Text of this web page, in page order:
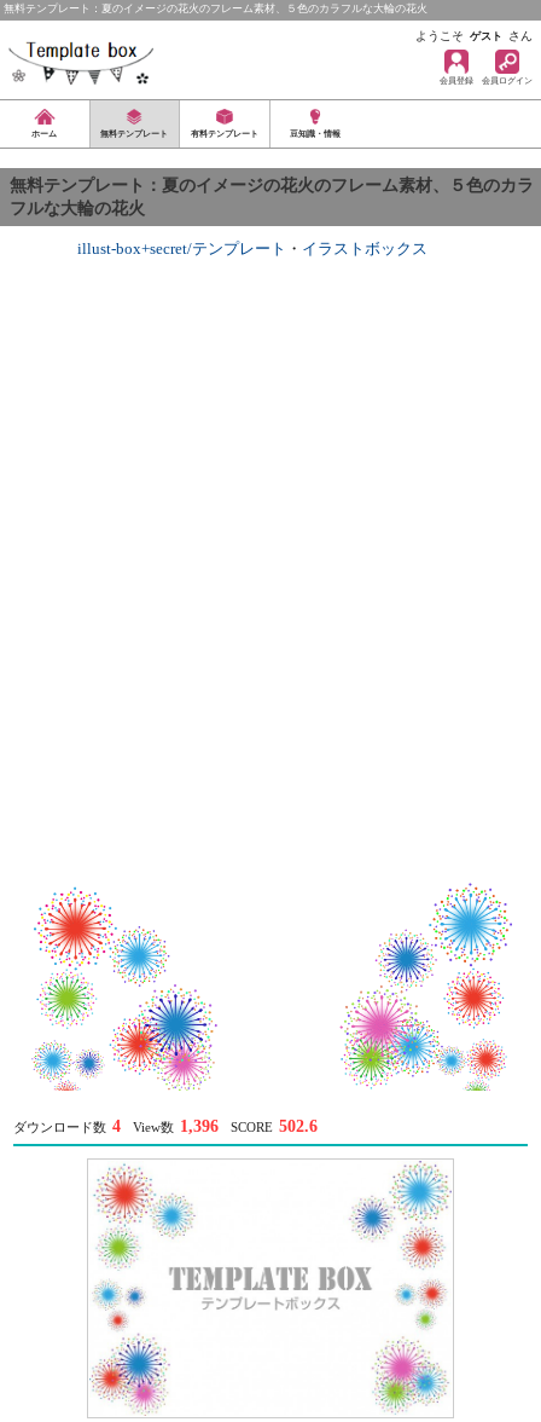
無料テンプレート：夏のイメージの花火のフレーム素材、５色のカラフルな大輪の花火
ようこそ ゲスト さん
会員登録 会員ログイン
ホーム 無料テンプレート 有料テンプレート 豆知識・情報
無料テンプレート：夏のイメージの花火のフレーム素材、５色のカラ
フルな大輪の花火
illust-box+secret/テンプレート ・ イラストボックス
ダウンロード数 4 View数 1,396 SCORE 502.6